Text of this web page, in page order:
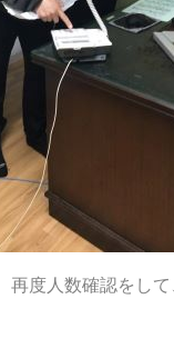
再度人数確認をし